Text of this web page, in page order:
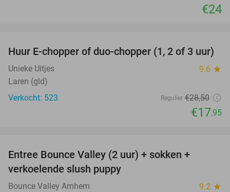
€24
37%
Huur E-chopper of duo-chopper (1, 2 of 3 uur)
Unieke Uitjes 9.6 star
Laren (gld)
Verkocht: 523
Regulier €28,50
€17,95
Entree Bounce Valley (2 uur) + sokken +
verkoelende slush puppy
Bounce Valley Arnhem 9.2 star